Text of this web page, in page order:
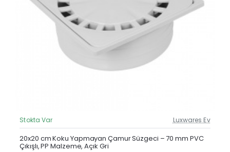
Güncel Fiyat
Yeni Ürün
Stokta Var Luxwares Ev
20x20 cm Koku Yapmayan Çamur Süzgeci – 70 mm PVC
Çıkışlı, PP Malzeme, Açık Gri